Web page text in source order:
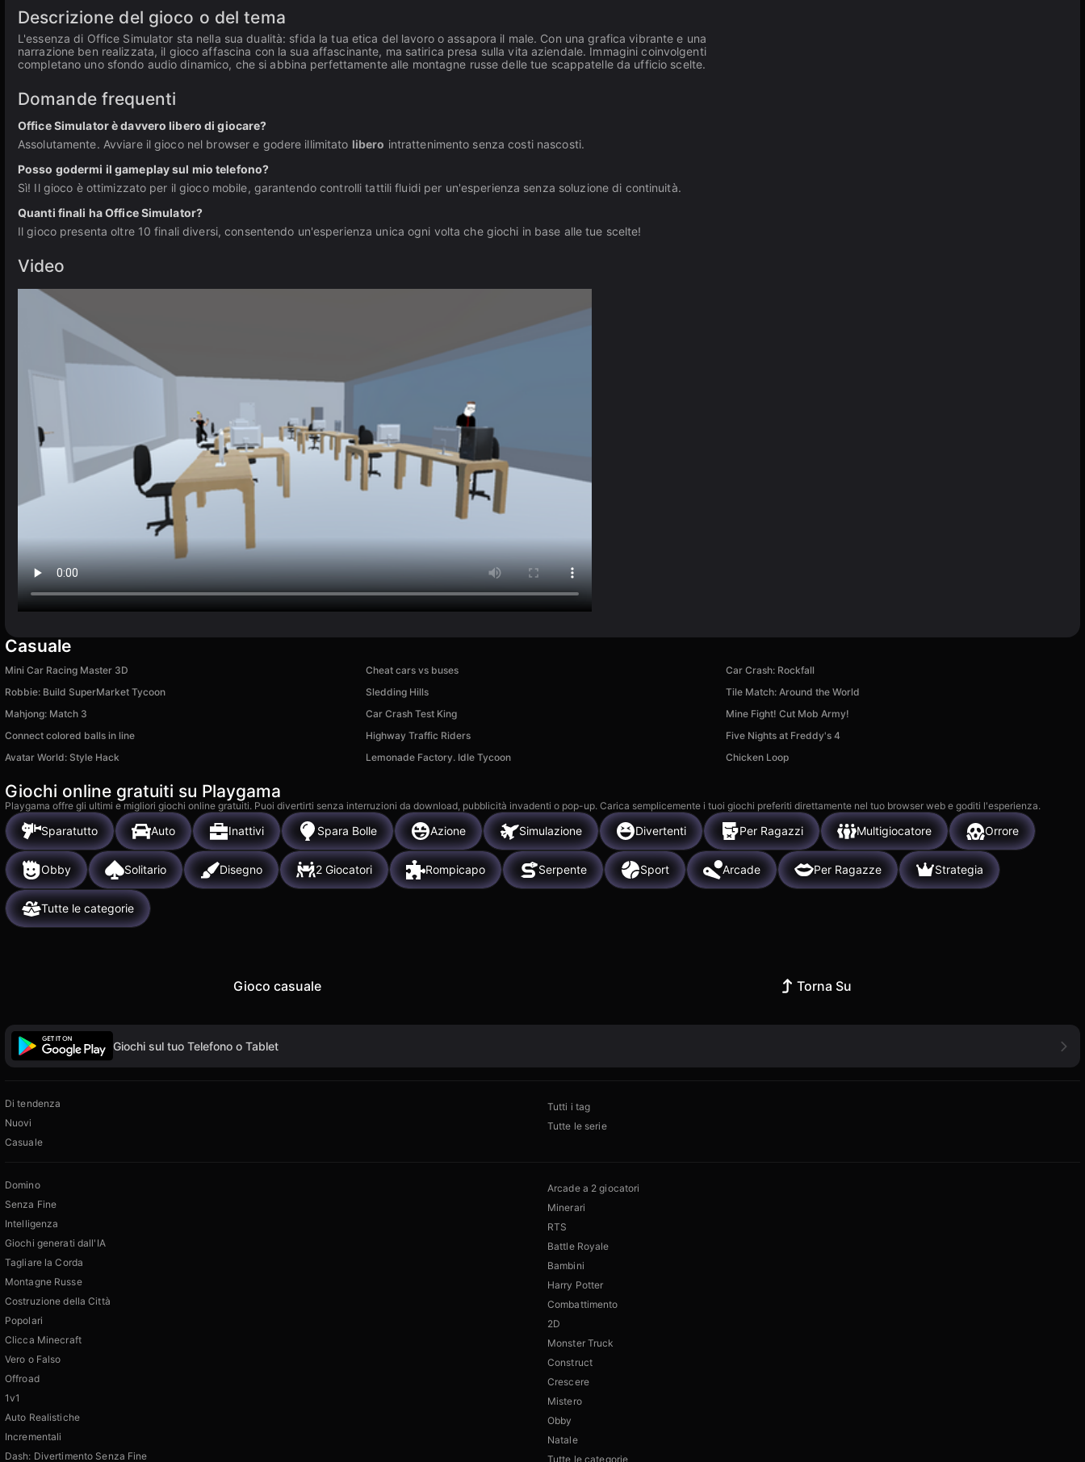
Descrizione del gioco o del tema
L'essenza di Office Simulator sta nella sua dualità: sfida la tua etica del lavoro o assapora il male. Con una grafica vibrante e una
narrazione ben realizzata, il gioco affascina con la sua affascinante, ma satirica presa sulla vita aziendale. Immagini coinvolgenti
completano uno sfondo audio dinamico, che si abbina perfettamente alle montagne russe delle tue scappatelle da ufficio scelte.
Domande frequenti
Office Simulator è davvero libero di giocare?
Assolutamente. Avviare il gioco nel browser e godere illimitato libero intrattenimento senza costi nascosti.
Posso godermi il gameplay sul mio telefono?
Sì! Il gioco è ottimizzato per il gioco mobile, garantendo controlli tattili fluidi per un'esperienza senza soluzione di continuità.
Quanti finali ha Office Simulator?
Il gioco presenta oltre 10 finali diversi, consentendo un'esperienza unica ogni volta che giochi in base alle tue scelte!
Video
Casuale
Mini Car Racing Master 3D Cheat cars vs buses
Car Crash: Rockfall
Robbie: Build SuperMarket Tycoon
Sledding Hills
Tile Match: Around the World
Mahjong: Match 3
Car Crash Test King
Mine Fight! Cut Mob Army!
Connect colored balls in line
Highway Traffic Riders
Five Nights at Freddy's 4
Avatar World: Style Hack
Lemonade Factory. Idle Tycoon Chicken Loop
Giochi online gratuiti su Playgama
Playgama offre gli ultimi e migliori giochi online gratuiti. Puoi divertirti senza interruzioni da download, pubblicità invadenti o pop-up. Carica semplicemente i tuoi giochi preferiti direttamente nel tuo browser web e goditi l'esperienza.
Sparatutto Auto Inattivi Spara Bolle Azione Simulazione Divertenti Per Ragazzi Multigiocatore Orrore
Obby Solitario Disegno 2 Giocatori Rompicapo Serpente Sport Arcade Per Ragazze Strategia
Tutte le categorie
Gioco casuale Torna Su
Giochi sul tuo Telefono o Tablet
Di tendenza
Nuovi
Casuale
Tutti i tag
Tutte le serie
Domino
Senza Fine
Intelligenza
Giochi generati dall'IA
Tagliare la Corda
Montagne Russe
Costruzione della Città
Popolari
Clicca Minecraft
Vero o Falso
Offroad
1v1
Auto Realistiche
Incrementali
Dash: Divertimento Senza Fine
Arcade a 2 giocatori
Minerari
RTS
Battle Royale
Bambini
Harry Potter
Combattimento
2D
Monster Truck
Construct
Crescere
Mistero
Obby
Natale
Tutte le categorie